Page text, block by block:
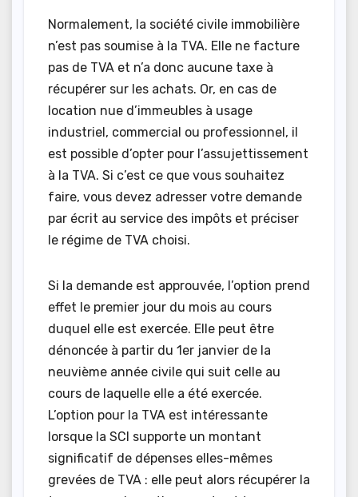
Normalement, la société civile immobilière
n’est pas soumise à la TVA. Elle ne facture
pas de TVA et n’a donc aucune taxe à
récupérer sur les achats. Or, en cas de
location nue d’immeubles à usage
industriel, commercial ou professionnel, il
est possible d’opter pour l’assujettissement
à la TVA. Si c’est ce que vous souhaitez
faire, vous devez adresser votre demande
par écrit au service des impôts et préciser
le régime de TVA choisi.
Si la demande est approuvée, l’option prend
effet le premier jour du mois au cours
duquel elle est exercée. Elle peut être
dénoncée à partir du 1er janvier de la
neuvième année civile qui suit celle au
cours de laquelle elle a été exercée.
L’option pour la TVA est intéressante
lorsque la SCI supporte un montant
significatif de dépenses elles-mêmes
grevées de TVA : elle peut alors récupérer la